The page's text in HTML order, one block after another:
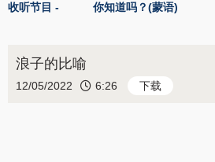
收听节目 - 你知道吗？(蒙语)
浪子的比喻
12/05/2022 6:26 下载